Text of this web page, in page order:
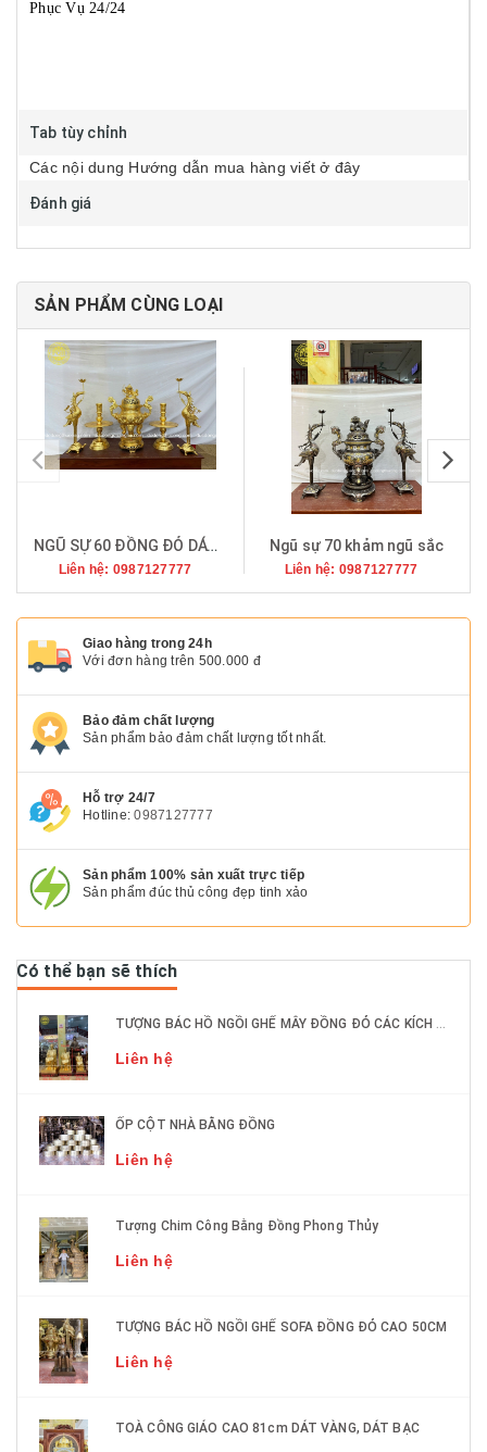
Phục Vụ 24/24
Tab tùy chỉnh
Các nội dung Hướng dẫn mua hàng viết ở đây
Đánh giá
SẢN PHẨM CÙNG LOẠI
NGŨ SỰ 60 ĐỒNG ĐỎ DÁT VÀNG 9999
Liên hệ: 0987127777
Ngũ sự 70 khảm ngũ sắc
Liên hệ: 0987127777
Giao hàng trong 24h
Với đơn hàng trên 500.000 đ
Bảo đảm chất lượng
Sản phẩm bảo đảm chất lượng tốt nhất.
Hỗ trợ 24/7
Hotline:0987127777
Sản phẩm 100% sản xuất trực tiếp
Sản phẩm đúc thủ công đẹp tinh xảo
Có thể bạn sẽ thích
Liên hệ
ỐP CỘT NHÀ BẰNG ĐỒNG
Liên hệ
Tượng Chim Công Bằng Đồng Phong Thủy
Liên hệ
TƯỢNG BÁC HỒ NGỒI GHẾ SOFA ĐỒNG ĐỎ CAO 50CM
Liên hệ
TOÀ CÔNG GIÁO CAO 81cm DÁT VÀNG, DÁT BẠC